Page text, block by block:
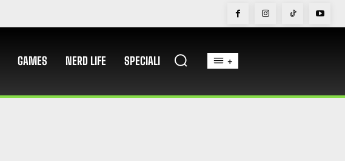
GAMES NERD LIFE SPECIALI +